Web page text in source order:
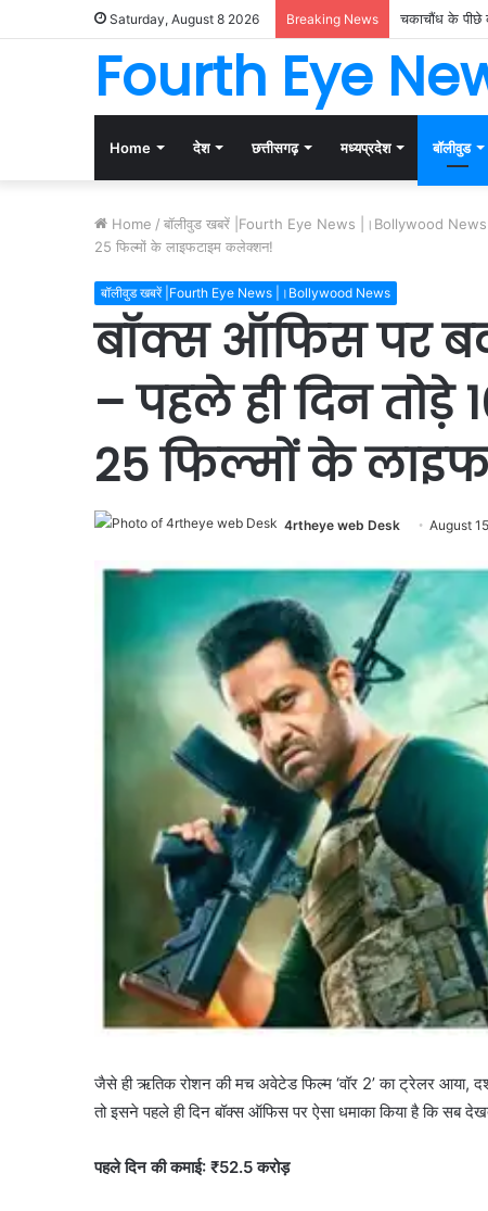
Saturday, August 8 2026 Breaking News ‘शर्मनाक ढांचा
Fourth Eye
Home देश छत्तीसगढ़ मध्यप्रदेश बॉलीवुड
Home / बॉलीवुड खबरें |Fourth Eye News |।Bollywood News
25 फिल्मों के लाइफटाइम कलेक्शन!
बॉलीवुड खबरें |Fourth Eye News |।Bollywood News
बॉक्स ऑफिस पर
– पहले ही दिन तोड़े
25 फिल्मों के
4rtheye web Desk August
जैसे ही ऋतिक रोशन की मच अवेटेड फिल्म ‘वॉर 2’ का ट्रेलर आया,
तो इसने पहले ही दिन बॉक्स ऑफिस पर ऐसा धमाका किया है कि सब
पहले दिन की कमाई: ₹52.5 करोड़